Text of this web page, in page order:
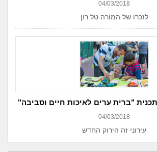
04/03/2018
לזכרו של המורה טל רון
"ברית ערים לאיכות חיים וסביבה"
04/03/2018
עירוני זה הירוק החדש